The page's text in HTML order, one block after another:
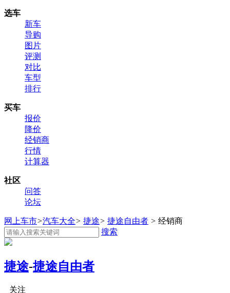
选车
新车
导购
图片
评测
对比
车型
排行
买车
报价
降价
经销商
行情
计算器
社区
问答
论坛
网上车市>汽车大全> 捷途> 捷途自由者 > 经销商
搜索
捷途-捷途自由者
关注